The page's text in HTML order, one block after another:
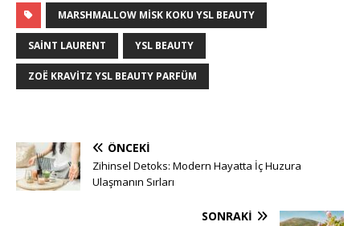
MARSHMALLOW MISK KOKU YSL BEAUTY
SAINT LAURENT YSL BEAUTY
ZOË KRAVITZ YSL BEAUTY PARFÜM
ÖNCEKI
Zihinsel Detoks: Modern Hayatta İç Huzura
Ulaşmanın Sırları
SONRAKI